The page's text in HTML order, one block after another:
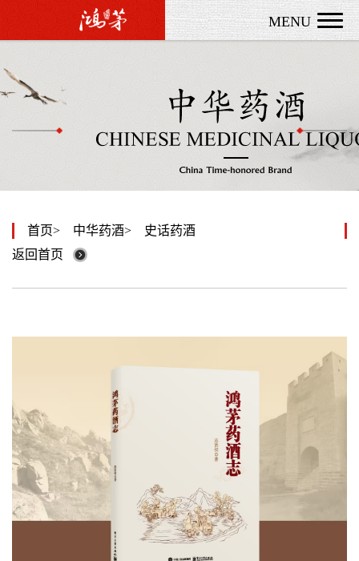
MENU
首页 中华药酒
史话药酒
返回首页